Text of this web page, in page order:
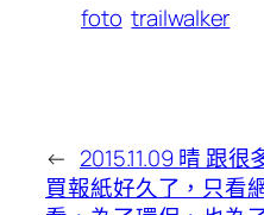
foto trailwalker
← 2015.11.09 晴 跟
買報紙好久了，只看